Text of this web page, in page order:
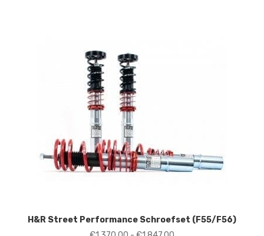
H&R Street Performance Schroefset (F55/F56)